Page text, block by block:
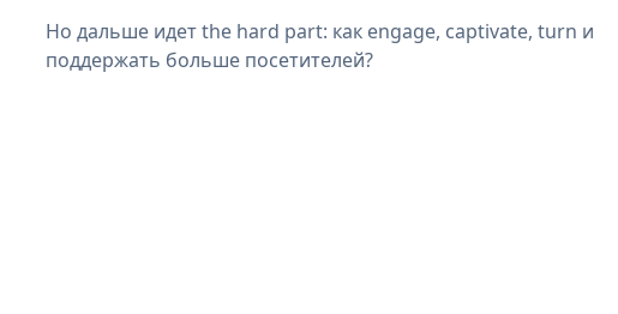
Но дальше идет the hard part: как engage, captivate, turn и
поддержать больше посетителей?